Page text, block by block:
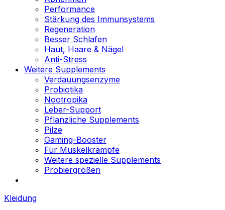
Performance
Stärkung des Immunsystems
Regeneration
Besser Schlafen
Haut, Haare & Nägel
Anti-Stress
Weitere Supplements
Verdauungsenzyme
Probiotika
Nootropika
Leber-Support
Pflanzliche Supplements
Pilze
Gaming-Booster
Für Muskelkrämpfe
Weitere spezielle Supplements
Probiergrößen
Kleidung